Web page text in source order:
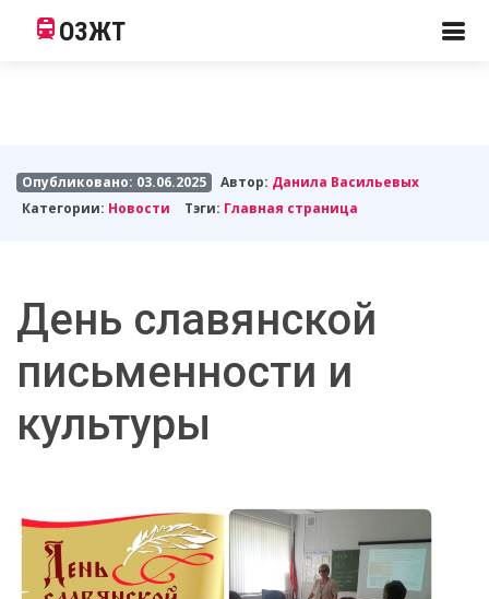
ОЗЖТ
Опубликовано: 03.06.2025 Автор: Данила Васильевых
Категории: Новости Тэги: Главная страница
День славянской
письменности и
культуры